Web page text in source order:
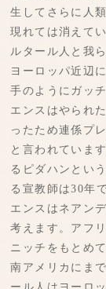
生してさらに人
現れては消えて
ルタール人と我
ヨーロッパ近辺
手のようにガッ
エンスはやられ
ったため連係プ
と言われていま
るピダハンとい
る宣教師は30年
エンスはネアン
考えます。アフ
ニッチをもとめ
南アメリカにま